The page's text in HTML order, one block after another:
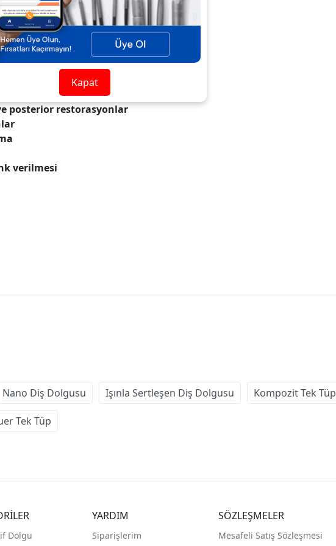
- 3,0 μm)
posterior restorasyonlar
verilmesi
Nano Diş Dolgusu Işınla Sertleşen Diş Dolgusu Kompozit Tek Tüp
Tek Tüp
Dolgu
YARDIM
Siparişlerim
SÖZLEŞMELER
Mesafeli Satış Sözleşmesi
Kapat